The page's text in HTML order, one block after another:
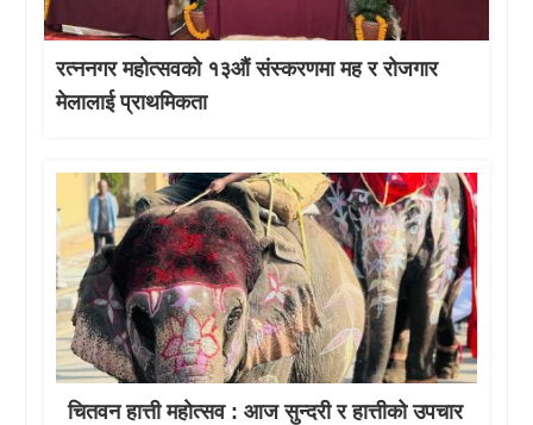
रत्ननगर महोत्सवको १३औं संस्करणमा मह र रोजगार
मेलालाई प्राथमिकता
चितवन हात्ती महाेत्सव : आज सुन्दरी र हात्तीको उपचार